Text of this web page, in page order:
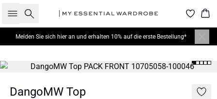
Suche
Melden Sie sich hieran und erhalten 10% auf die erste Bestellung*
DangoMW Top